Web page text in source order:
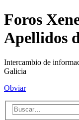
Foros
Apellidos
Intercambio de
Galicia
Obviar